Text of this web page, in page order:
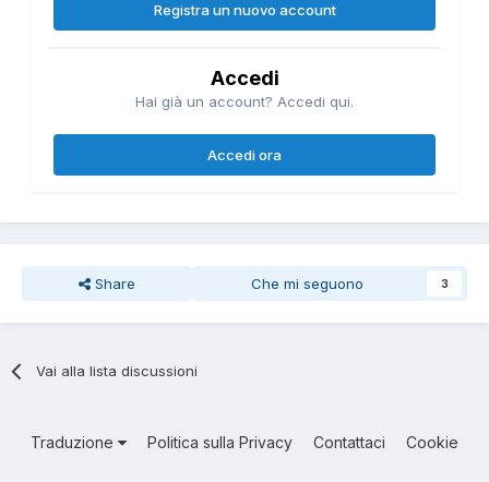
Registra un nuovo account
Accedi
Hai già un account? Accedi qui.
Accedi ora
Share Che mi seguono 3
Vai alla lista discussioni
Traduzione Politica sulla Privacy Contattaci Cookie